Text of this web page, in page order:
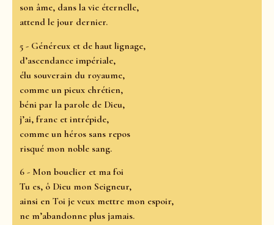
son âme, dans la vie éternelle,
attend le jour dernier.
5 - Généreux et de haut lignage,
d’ascendance impériale,
élu souverain du royaume,
comme un pieux chrétien,
béni par la parole de Dieu,
j’ai, franc et intrépide,
comme un héros sans repos
risqué mon noble sang.
6 - Mon bouclier et ma foi
Tu es, ô Dieu mon Seigneur,
ainsi en Toi je veux mettre mon espoir,
ne m’abandonne plus jamais.